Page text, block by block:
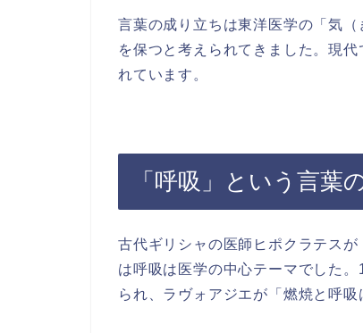
言葉の成り立ちは東洋医学の「気
を保つと考えられてきました。現
れています。
「呼吸」という言葉
古代ギリシャの医師ヒポクラテス
は呼吸は医学の中心テーマでした
られ、ラヴォアジエが「燃焼と呼